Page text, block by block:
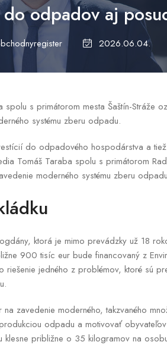
odpadov aj
2026.06.04.
s primátorom mesta Šaštín-Stráže
systému zberu odpadu.
do odpadového hospodárstva a
Tomáš Taraba spolu s primátorom
moderného systému zberu
ktorá je mimo prevádzky už 18
900 tisíc eur bude financovaný z
riešenie jedného z problémov, ktoré sú
zavedenie moderného, takzvaného
odpadu a motivovať
klesne približne o 35 kilogramov na